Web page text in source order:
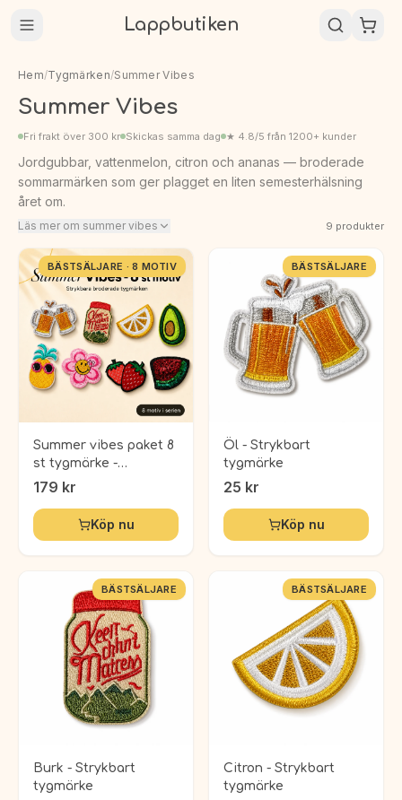
Lappbutiken
Hem/Tygmärken/Summer Vibes
Summer Vibes
Fri frakt över 300 kr Skickas samma dag ★ 4.8/5 från 1200+ kunder
Jordgubbar, vattenmelon, citron och ananas — broderade
sommarmärken som ger plagget en liten semesterhälsning
året om.
Läs mer om summer vibes 9 produkter
BÄSTSÄLJARE · 8 MOTIV
Summer vibes paket 8
st tygmärke -
Strykbara laglappar
179 kr
Köp nu
BÄSTSÄLJARE
Öl - Strykbart
tygmärke
25 kr
Köp nu
BÄSTSÄLJARE
Burk - Strykbart
tygmärke
BÄSTSÄLJARE
Citron - Strykbart
tygmärke